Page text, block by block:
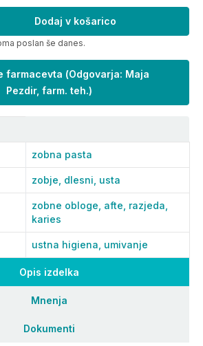
Opis izdelka
Mnenja
Dokumenti
Dodaj v košarico
poslan še danes.
farmacevta (Odgovarja: Maja
Pezdir, farm. teh.)
zobna pasta
zobje, dlesni, usta
zobne obloge, afte, razjeda,
karies
ustna higiena, umivanje